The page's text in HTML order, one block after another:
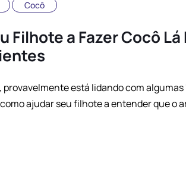
Cocô
Filhote a Fazer Cocô Lá
provavelmente está lidando com
ajudar seu filhote a entender que o